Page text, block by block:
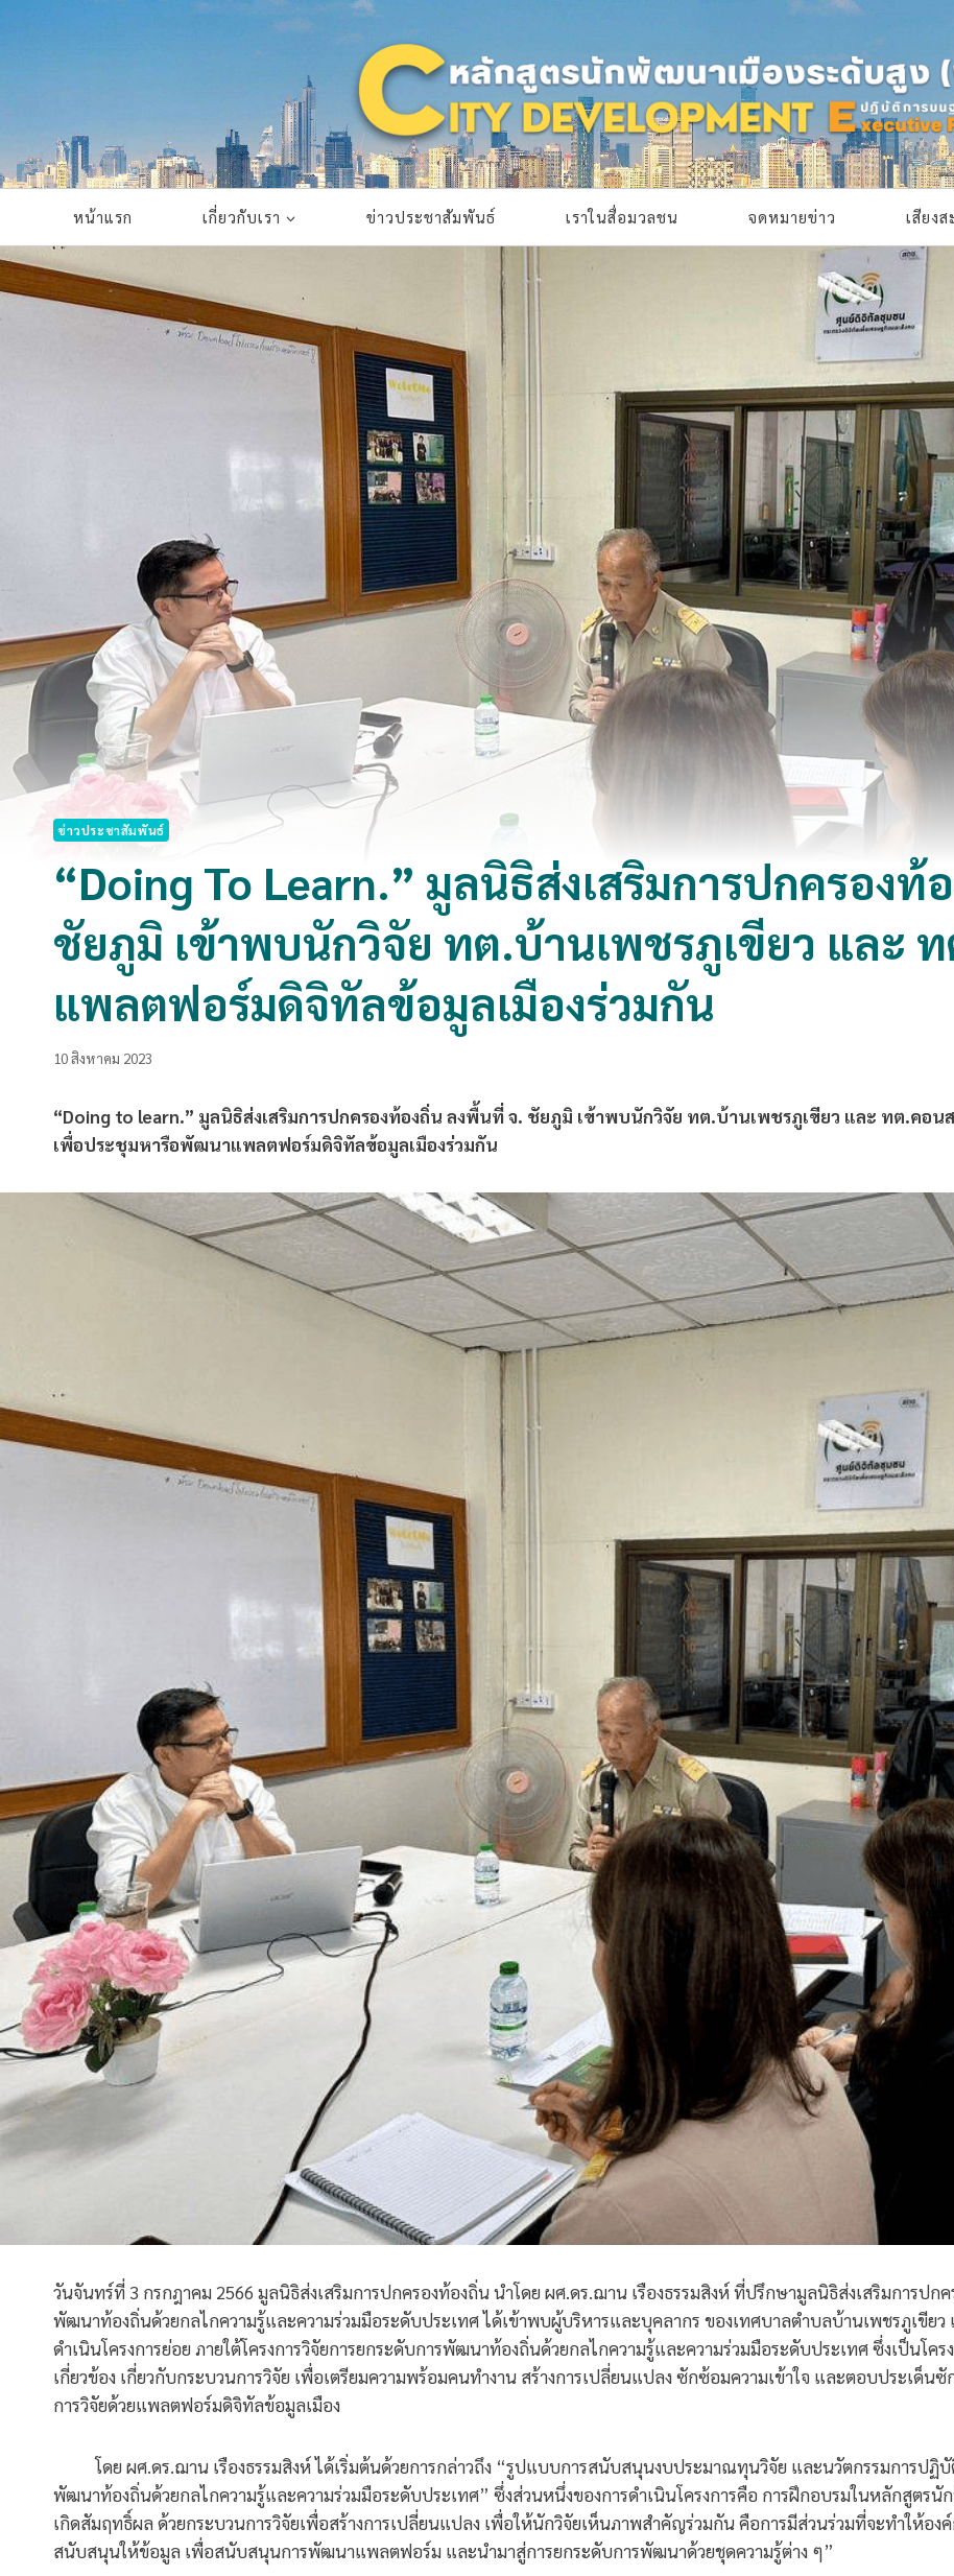
หน้าแรก เกี่ยวกับเรา ข่าวประชาสัมพันธ์ เราในสื่อมวลชน จดหมายข่าว เสียง
ข่าวประชาสัมพันธ์
“Doing To Learn.” มูลนิธิส่งเสริมการปกครอง
ชัยภูมิ เข้าพบนักวิจัย ทต.บ้านเพชรภูเขียว และ
แพลตฟอร์มดิจิทัลข้อมูลเมืองร่วมกัน
10 สิงหาคม 2023
“Doing to learn.” มูลนิธิส่งเสริมการปกครองท้องถิ่น ลงพื้นที่ จ. ชัยภูมิ เข้าพบนักวิจัย ทต.บ้านเพชรภูเขียว และ ทต.คอ
เพื่อประชุมหารือพัฒนาแพลตฟอร์มดิจิทัลข้อมูลเมืองร่วมกัน
วันจันทร์ที่ 3 กรกฎาคม 2566 มูลนิธิส่งเสริมการปกครองท้องถิ่น นำโดย ผศ.ดร.ฌาน เรืองธรรมสิงห์ ที่ปรึกษามูลนิธิส่งเสริมการปก
พัฒนาท้องถิ่นด้วยกลไกความรู้และความร่วมมือระดับประเทศ ได้เข้าพบผู้บริหารและบุคลากร ของเทศบาลตำบลบ้านเพชรภูเขีย
ดำเนินโครงการย่อย ภายใต้โครงการวิจัยการยกระดับการพัฒนาท้องถิ่นด้วยกลไกความรู้และความร่วมมือระดับประเทศ ซึ่งเป็นโค
เกี่ยวข้อง เกี่ยวกับกระบวนการวิจัย เพื่อเตรียมความพร้อมคนทำงาน สร้างการเปลี่ยนแปลง ซักซ้อมความเข้าใจ และตอบประเด็
การวิจัยด้วยแพลตฟอร์มดิจิทัลข้อมูลเมือง
โดย ผศ.ดร.ฌาน เรืองธรรมสิงห์ ได้เริ่มต้นด้วยการกล่าวถึง “รูปแบบการสนับสนุนงบประมาณทุนวิจัย และนวัตกรรมการปฏิบั
พัฒนาท้องถิ่นด้วยกลไกความรู้และความร่วมมือระดับประเทศ” ซึ่งส่วนหนึ่งของการดำเนินโครงการคือ การฝึกอบรมในหลักสูตร
เกิดสัมฤทธิ์ผล ด้วยกระบวนการวิจัยเพื่อสร้างการเปลี่ยนแปลง เพื่อให้นักวิจัยเห็นภาพสำคัญร่วมกัน คือการมีส่วนร่วมที่จะทำให้อง
สนับสนุนให้ข้อมูล เพื่อสนับสนุนการพัฒนาแพลตฟอร์ม และนำมาสู่การยกระดับการพัฒนาด้วยชุดความรู้ต่าง ๆ”